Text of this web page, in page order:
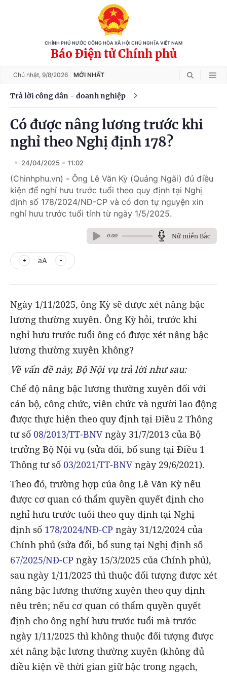
CHÍNH PHỦ NƯỚC CỘNG HÒA XÃ HỘI CHỦ NGHĨA VIỆT NAM
Báo Điện tử Chính phủ
Chủ nhật, 9/8/2026 MỚI NHẤT
Trả lời công dân - doanh nghiệp
Có được nâng lương trước khi
nghỉ theo Nghị định 178?
24/04/2025 11:02
(Chinhphu.vn) - Ông Lê Văn Kỳ (Quảng Ngãi) đủ điều
kiện để nghỉ hưu trước tuổi theo quy định tại Nghị
định số 178/2024/NĐ-CP và có đơn tự nguyện xin
nghỉ hưu trước tuổi tính từ ngày 1/5/2025.
0:00 Nữ miền Bắc
aA
Ngày 1/11/2025, ông Kỳ sẽ được xét nâng bậc
lương thường xuyên. Ông Kỳ hỏi, trước khi
nghỉ hưu trước tuổi ông có được xét nâng bậc
lương thường xuyên không?
Về vấn đề này, Bộ Nội vụ trả lời như sau:
Chế độ nâng bậc lương thường xuyên đối với
cán bộ, công chức, viên chức và người lao động
được thực hiện theo quy định tại Điều 2 Thông
tư số 08/2013/TT-BNV ngày 31/7/2013 của Bộ
trưởng Bộ Nội vụ (sửa đổi, bổ sung tại Điều 1
Thông tư số 03/2021/TT-BNV ngày 29/6/2021).
Theo đó, trường hợp của ông Lê Văn Kỳ nếu
được cơ quan có thẩm quyền quyết định cho
nghỉ hưu trước tuổi theo quy định tại Nghị
định số 178/2024/NĐ-CP ngày 31/12/2024 của
Chính phủ (sửa đổi, bổ sung tại Nghị định số
67/2025/NĐ-CP ngày 15/3/2025 của Chính phủ),
sau ngày 1/11/2025 thì thuộc đối tượng được xét
nâng bậc lương thường xuyên theo quy định
nêu trên; nếu cơ quan có thẩm quyền quyết
định cho ông nghỉ hưu trước tuổi mà trước
ngày 1/11/2025 thì không thuộc đối tượng được
xét nâng bậc lương thường xuyên (không đủ
điều kiện về thời gian giữ bậc trong ngạch,